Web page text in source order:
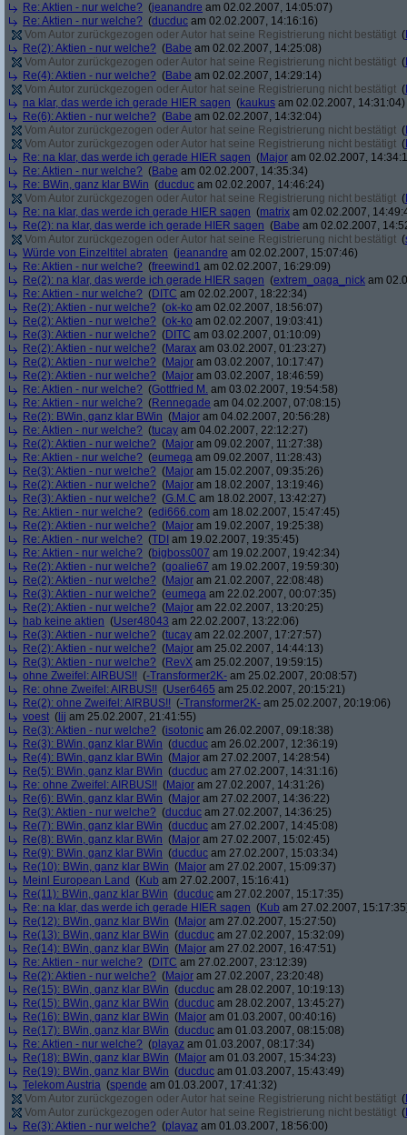
Re: Aktien - nur welche? (jeanandre am 02.02.2007, 14:05:07)
Re: Aktien - nur welche? (ducduc am 02.02.2007, 14:16:16)
Vom Autor zurückgezogen oder Autor hat seine Registrierung nicht bestätigt (
Re(2): Aktien - nur welche? (Babe am 02.02.2007, 14:25:08)
Vom Autor zurückgezogen oder Autor hat seine Registrierung nicht bestätigt (
Re(4): Aktien - nur welche? (Babe am 02.02.2007, 14:29:14)
Vom Autor zurückgezogen oder Autor hat seine Registrierung nicht bestätigt (
na klar, das werde ich gerade HIER sagen (kaukus am 02.02.2007, 14:31:04)
Re(6): Aktien - nur welche? (Babe am 02.02.2007, 14:32:04)
Vom Autor zurückgezogen oder Autor hat seine Registrierung nicht bestätigt (
Vom Autor zurückgezogen oder Autor hat seine Registrierung nicht bestätigt (
Re: na klar, das werde ich gerade HIER sagen (Major am 02.02.2007,
Re: Aktien - nur welche? (Babe am 02.02.2007, 14:35:34)
Re: BWin, ganz klar BWin (ducduc am 02.02.2007, 14:46:24)
Vom Autor zurückgezogen oder Autor hat seine Registrierung nicht bestätigt (
Re: na klar, das werde ich gerade HIER sagen (matrix am 02.02.2007,
Re(2): na klar, das werde ich gerade HIER sagen (Babe am 02.02.2007,
Vom Autor zurückgezogen oder Autor hat seine Registrierung nicht bestätigt (
Würde von Einzeltitel abraten (jeanandre am 02.02.2007, 15:07:46)
Re: Aktien - nur welche? (freewind1 am 02.02.2007, 16:29:09)
Re(2): na klar, das werde ich gerade HIER sagen (extrem_oaga_nick am
Re: Aktien - nur welche? (DITC am 02.02.2007, 18:22:34)
Re(2): Aktien - nur welche? (ok-ko am 02.02.2007, 18:56:07)
Re(2): Aktien - nur welche? (ok-ko am 02.02.2007, 19:03:41)
Re(3): Aktien - nur welche? (DITC am 03.02.2007, 01:10:09)
Re(2): Aktien - nur welche? (Marax am 03.02.2007, 01:23:27)
Re(2): Aktien - nur welche? (Major am 03.02.2007, 10:17:47)
Re(2): Aktien - nur welche? (Major am 03.02.2007, 18:46:59)
Re: Aktien - nur welche? (Gottfried M. am 03.02.2007, 19:54:58)
Re: Aktien - nur welche? (Rennegade am 04.02.2007, 07:08:15)
Re(2): BWin, ganz klar BWin (Major am 04.02.2007, 20:56:28)
Re: Aktien - nur welche? (tucay am 04.02.2007, 22:12:27)
Re(2): Aktien - nur welche? (Major am 09.02.2007, 11:27:38)
Re: Aktien - nur welche? (eumega am 09.02.2007, 11:28:43)
Re(3): Aktien - nur welche? (Major am 15.02.2007, 09:35:26)
Re(2): Aktien - nur welche? (Major am 18.02.2007, 13:19:46)
Re(3): Aktien - nur welche? (G.M.C am 18.02.2007, 13:42:27)
Re: Aktien - nur welche? (edi666.com am 18.02.2007, 15:47:45)
Re(2): Aktien - nur welche? (Major am 19.02.2007, 19:25:38)
Re: Aktien - nur welche? (TDI am 19.02.2007, 19:35:45)
Re: Aktien - nur welche? (bigboss007 am 19.02.2007, 19:42:34)
Re(2): Aktien - nur welche? (goalie67 am 19.02.2007, 19:59:30)
Re(2): Aktien - nur welche? (Major am 21.02.2007, 22:08:48)
Re(3): Aktien - nur welche? (eumega am 22.02.2007, 00:07:35)
Re(2): Aktien - nur welche? (Major am 22.02.2007, 13:20:25)
hab keine aktien (User48043 am 22.02.2007, 13:22:06)
Re(3): Aktien - nur welche? (tucay am 22.02.2007, 17:27:57)
Re(2): Aktien - nur welche? (Major am 25.02.2007, 14:44:13)
Re(3): Aktien - nur welche? (RevX am 25.02.2007, 19:59:15)
ohne Zweifel: AIRBUS!! (-Transformer2K- am 25.02.2007, 20:08:57)
Re: ohne Zweifel: AIRBUS!! (User6465 am 25.02.2007, 20:15:21)
Re(2): ohne Zweifel: AIRBUS!! (-Transformer2K- am 25.02.2007, 20:19:06)
voest ( lij am 25.02.2007, 21:41:55)
Re(3): Aktien - nur welche? (isotonic am 26.02.2007, 09:18:38)
Re(3): BWin, ganz klar BWin (ducduc am 26.02.2007, 12:36:19)
Re(4): BWin, ganz klar BWin (Major am 27.02.2007, 14:28:54)
Re(5): BWin, ganz klar BWin (ducduc am 27.02.2007, 14:31:16)
Re: ohne Zweifel: AIRBUS!! (Major am 27.02.2007, 14:31:26)
Re(6): BWin, ganz klar BWin (Major am 27.02.2007, 14:36:22)
Re(3): Aktien - nur welche? (ducduc am 27.02.2007, 14:36:25)
Re(7): BWin, ganz klar BWin (ducduc am 27.02.2007, 14:45:08)
Re(8): BWin, ganz klar BWin (Major am 27.02.2007, 15:02:45)
Re(9): BWin, ganz klar BWin (ducduc am 27.02.2007, 15:03:34)
Re(10): BWin, ganz klar BWin (Major am 27.02.2007, 15:09:37)
Meinl European Land (Kub am 27.02.2007, 15:16:41)
Re(11): BWin, ganz klar BWin (ducduc am 27.02.2007, 15:17:35)
Re: na klar, das werde ich gerade HIER sagen (Kub am 27.02.2007,
Re(12): BWin, ganz klar BWin (Major am 27.02.2007, 15:27:50)
Re(13): BWin, ganz klar BWin (ducduc am 27.02.2007, 15:32:09)
Re(14): BWin, ganz klar BWin (Major am 27.02.2007, 16:47:51)
Re: Aktien - nur welche? (DITC am 27.02.2007, 23:12:39)
Re(2): Aktien - nur welche? (Major am 27.02.2007, 23:20:48)
Re(15): BWin, ganz klar BWin (ducduc am 28.02.2007, 10:19:13)
Re(15): BWin, ganz klar BWin (ducduc am 28.02.2007, 13:45:27)
Re(16): BWin, ganz klar BWin (Major am 01.03.2007, 00:40:16)
Re(17): BWin, ganz klar BWin (ducduc am 01.03.2007, 08:15:08)
Re: Aktien - nur welche? (playaz am 01.03.2007, 08:17:34)
Re(18): BWin, ganz klar BWin (Major am 01.03.2007, 15:34:23)
Re(19): BWin, ganz klar BWin (ducduc am 01.03.2007, 15:43:49)
Telekom Austria (spende am 01.03.2007, 17:41:32)
Vom Autor zurückgezogen oder Autor hat seine Registrierung nicht bestätigt (
Vom Autor zurückgezogen oder Autor hat seine Registrierung nicht bestätigt (
Re(3): Aktien - nur welche? (playaz am 01.03.2007, 18:56:00)